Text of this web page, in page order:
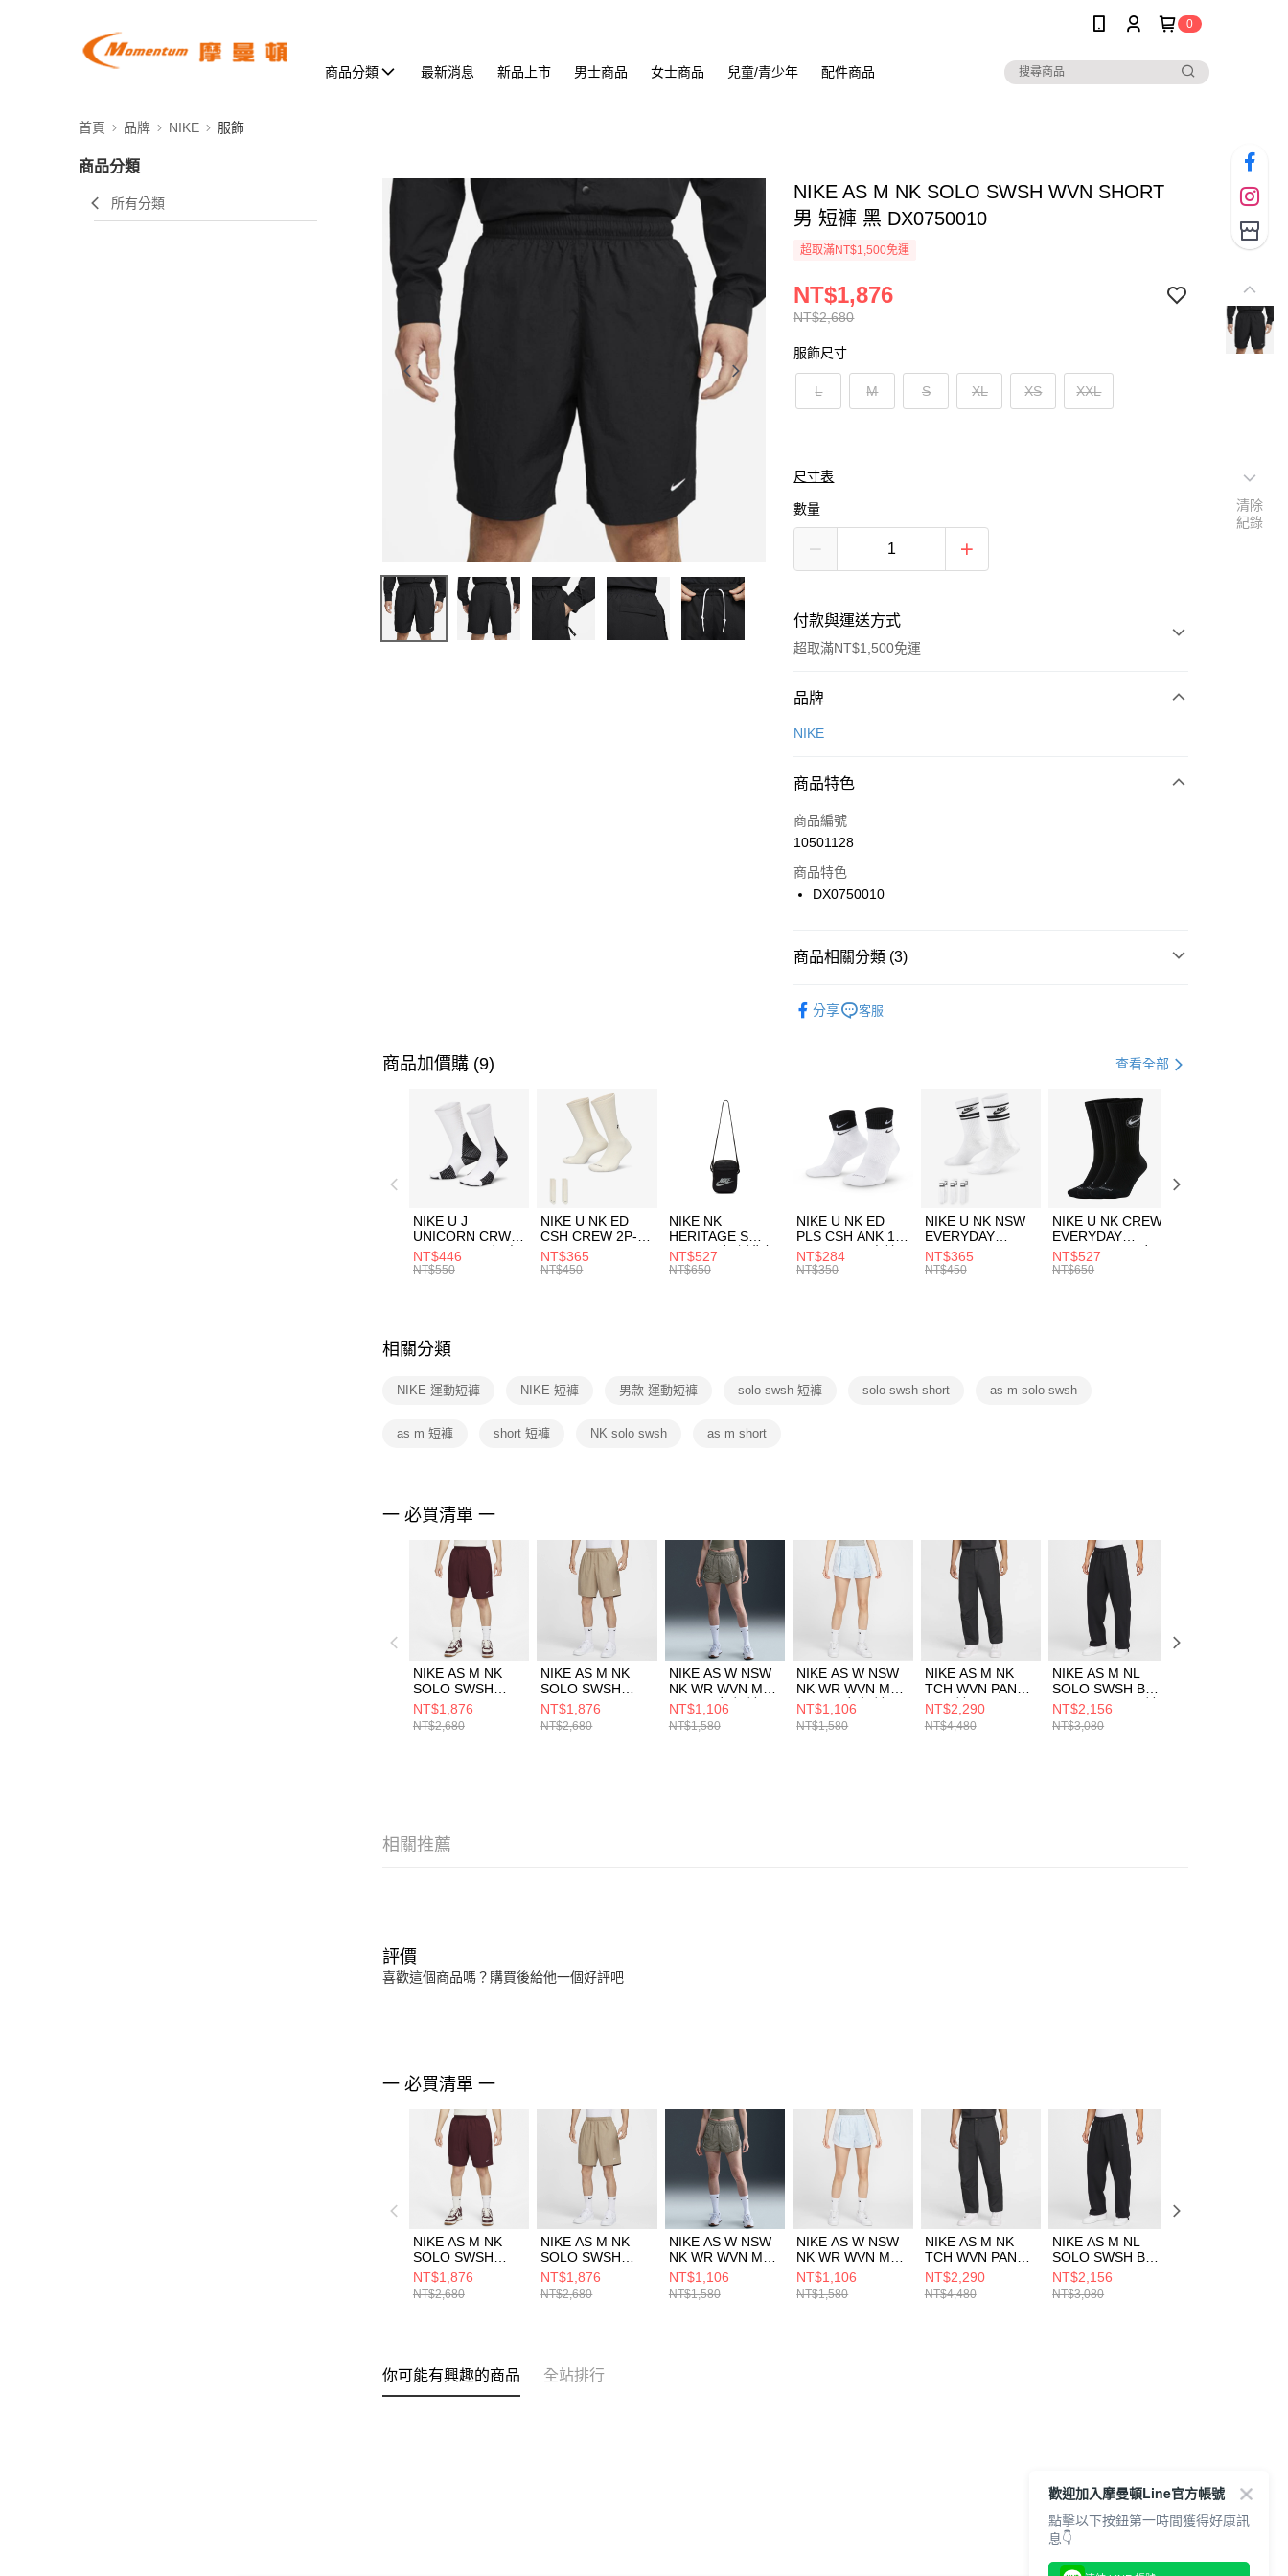
0
商品分類 最新消息 新品上市 男士商品 女士商品 兒童/青少年 配件商品
首頁 品牌 NIKE 服飾
商品分類
所有分類
NIKE AS M NK SOLO SWSH WVN SHORT
男 短褲 黑 DX0750010
超取滿NT$1,500免運
NT$2,680
NT$1,876
服飾尺寸
L M S XL XS XXL
尺寸表
數量
付款與運送方式
超取滿NT$1,500免運
付款方式
信用卡一次付款
合作金庫商業銀行
華南商業銀行
上海商業儲蓄銀行
國泰世華商業銀行
聯邦商業銀行
台新國際商業銀行
LINE Pay
Apple Pay
【關於「AFTEE先享後付」】
３．安心：先確認商品／服務後，再付款。
【「AFTEE先享後付」結帳流程】
１．於結帳方式選擇「AFTEE先享後付」後，將跳轉至「AFTEE先享後
付」結帳頁面，進行簡訊認證並確認金額後，即可完成結帳。
２．訂單成立數日內，您將收到繳費通知簡訊。
３．收到繳費通知簡訊後14天內，點擊此簡訊中的連結，可透過四大超商
／ATM／網路銀行／等多元方式進行付款，方視為交易完成。
※ 請注意：結帳手續完成當下不需立刻繳費，但若您需要取消訂單，請聯
絡購買商品的店家。未經商家同意取消之訂單仍視為有效，需透過AFTEE
先享後付繳納相關費用。
交易，需依本服務之必要範圍內提供個人資料，並將交易相關給付款項請
結果請求用戶進行身份認證。
５．嚴禁一人註冊多個帳號或使用他人資訊註冊。若發現惡意使用之情
形，恩沛科技股份有限公司將有權停止該用戶之使用額度並採取法律行
每筆NT$100，滿NT$1,500(含以上)免運費
每筆NT$100，滿NT$1,500(含以上)免運費
付款後門市自取
每筆NT$100，滿NT$1,500(含以上)免運費
品牌
NIKE
商品特色
商品編號
10501128
商品特色
DX0750010
商品相關分類 (3)
分享 客服
商品加價購 (9) 查看全部
NIKE U J
UNICORN CRW
1PR -160 男女 中
統襪 FZ3393100
NT$446
NT$550
NIKE U NK ED
CSH CREW 2P-
144 EMBRDY 男
女 短統襪
NT$365
NT$450
NIKE NK
HERITAGE S
SMIT 男女 側背包
BA5871010
NT$527
NT$650
NIKE U NK ED
PLS CSH ANK 1P
144 DBL 男 中統
襪 DH4058104
NT$284
NT$350
NIKE U NK NSW
EVERYDAY
ESSENTIAL CR
男女 短統襪
NT$365
NT$450
NIKE U NK CREW
EVERYDAY
BBALL 3PR 男女
長統襪
NT$527
NT$650
相關分類
NIKE 運動短褲 NIKE 短褲 男款 運動短褲 solo swsh 短褲 solo swsh short as m solo swsh
as m 短褲 short 短褲 NK solo swsh as m short
一 必買清單 一
NIKE AS M NK
SOLO SWSH
WVN SHORT 男
短褲 DX0750681
NT$1,876
NT$2,680
NIKE AS M NK
SOLO SWSH
WVN SHORT 男
短褲 卡其
DX0750247
NT$1,876
NT$2,680
NIKE AS W NSW
NK WR WVN MR
2IN SH 女 短褲
FV7501320
NT$1,106
NT$1,580
NIKE AS W NSW
NK WR WVN MR
2IN SH 女 短褲
FV7501423
NT$1,106
NT$1,580
NIKE AS M NK
TCH WVN PANT
男 長褲
FZ0711060
NT$2,290
NT$4,480
NIKE AS M NL
SOLO SWSH BB
OH PANT 男 長褲
HV1091010
NT$2,156
NT$3,080
相關推薦
評價
喜歡這個商品嗎？購買後給他一個好評吧
一 必買清單 一
NIKE AS M NK
SOLO SWSH
WVN SHORT 男
短褲 DX0750681
NT$1,876
NT$2,680
NIKE AS M NK
SOLO SWSH
WVN SHORT 男
短褲 卡其
DX0750247
NT$1,876
NT$2,680
NIKE AS W NSW
NK WR WVN MR
2IN SH 女 短褲
FV7501320
NT$1,106
NT$1,580
NIKE AS W NSW
NK WR WVN MR
2IN SH 女 短褲
FV7501423
NT$1,106
NT$1,580
NIKE AS M NK
TCH WVN PANT
男 長褲
FZ0711060
NT$2,290
NT$4,480
NIKE AS M NL
SOLO SWSH BB
OH PANT 男 長褲
HV1091010
NT$2,156
NT$3,080
你可能有興趣的商品 全站排行
清除
紀錄
歡迎加入摩曼頓Line官方帳號
點擊以下按鈕第一時間獲得好康訊
息👇